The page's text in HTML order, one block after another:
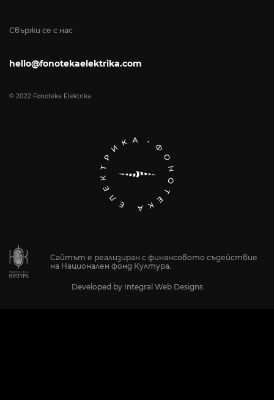
Свържи се с нас
hello@fonotekaelektrika.com
© 2022 Fonoteka Elektrika
Сайтът е реализиран с финансовото съдействие
на Национален фонд Култура.
Developed by Integral Web Designs